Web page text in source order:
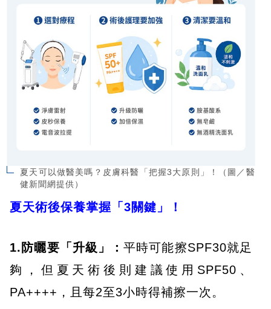
夏天可以做醫美嗎？皮膚科醫「把握3大原則」！（圖／醫
健新聞網提供）
夏天術後保養掌握「3關鍵」！
1.防曬要「升級」：平時可能擦SPF30就足
夠，但夏天術後則建議使用SPF50、
PA++++，且每2至3小時得補擦一次。